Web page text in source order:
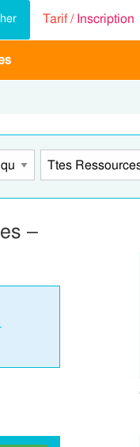
Tarif /Inscription
–